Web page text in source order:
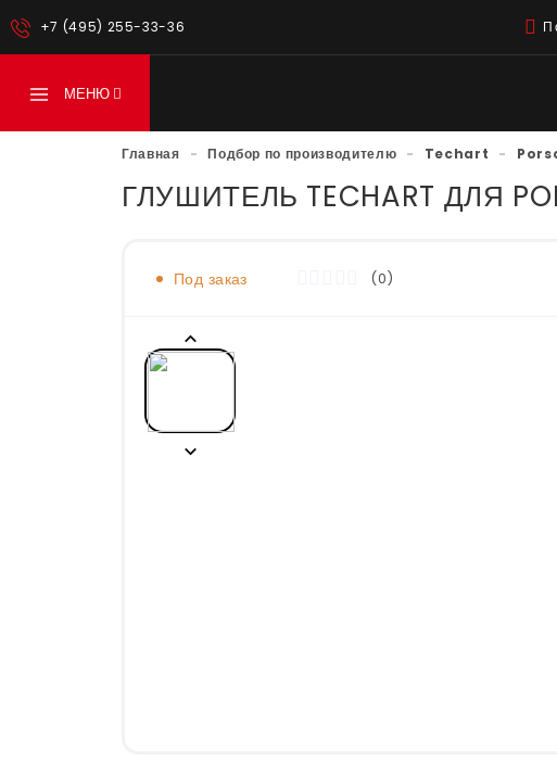
+7 (495) 255-33-36
МЕНЮ
Главная - Подбор по производителю - Techart -
ГЛУШИТЕЛЬ TECHART ДЛЯ
Под заказ (0)